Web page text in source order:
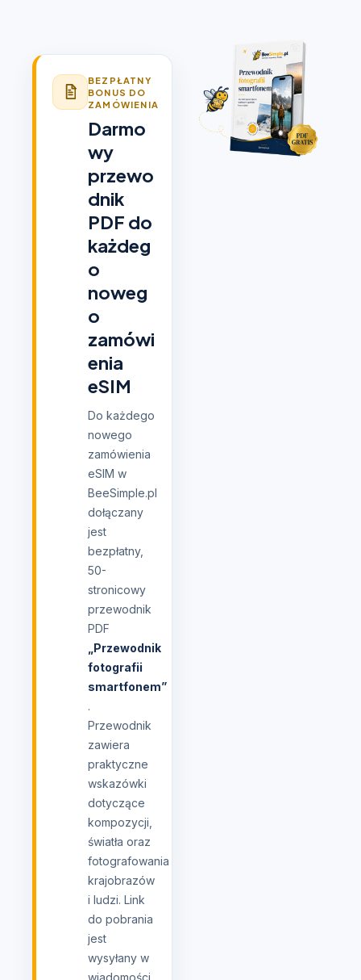
BEZPŁATNY
BONUS DO
ZAMÓWIENIA
Darmo
wy
przewo
dnik
PDF do
każdeg
o
noweg
o
zamówi
enia
eSIM
Do każdego
nowego
zamówienia
eSIM w
BeeSimple.pl
dołączany
jest
bezpłatny,
50-
stronicowy
przewodnik
PDF
„Przewodnik
fotografii
smartfonem”
.
Przewodnik
zawiera
praktyczne
wskazówki
dotyczące
kompozycji,
światła oraz
fotografowania
krajobrazów
i ludzi. Link
do pobrania
jest
wysyłany w
wiadomości